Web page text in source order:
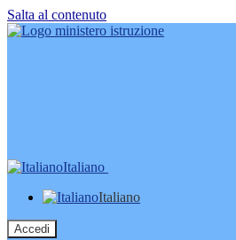
Salta al contenuto
Italiano
Italiano
Accedi